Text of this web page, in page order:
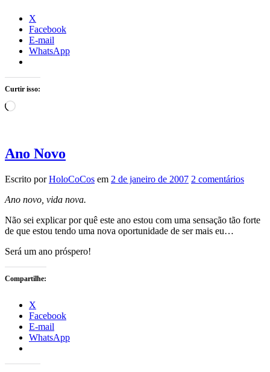
X
Facebook
E-mail
WhatsApp
Curtir isso:
Carregando...
Ano Novo
Escrito porHoloCoCos em 2 de janeiro de 2007 2 comentários
Ano novo, vida nova.
Não sei explicar por quê este ano estou com uma sensação tão forte
de que estou tendo uma nova oportunidade de ser mais eu…
Será um ano próspero!
Compartilhe:
X
Facebook
E-mail
WhatsApp